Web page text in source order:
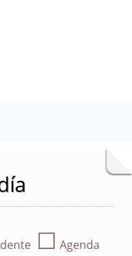
☐ Agenda